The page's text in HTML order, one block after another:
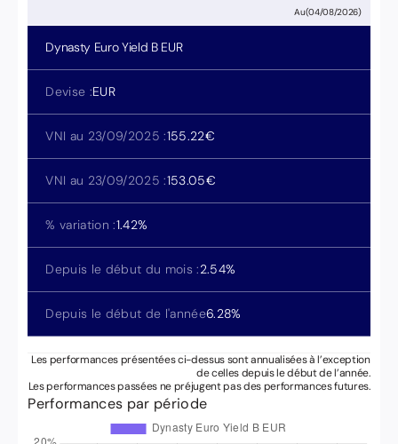
Au(04/08/2026)
Dynasty Euro Yield B EUR
Devise :EUR
VNI au 23/09/2025 :155.22€
VNI au 23/09/2025 :153.05€
% variation :1.42%
Depuis le début du mois :2.54%
Depuis le début de l'année6.28%
Les performances présentées ci-dessus sont annualisées à l’exception
de celles depuis le début de l’année.
Les performances passées ne préjugent pas des performances futures.
Performances par période